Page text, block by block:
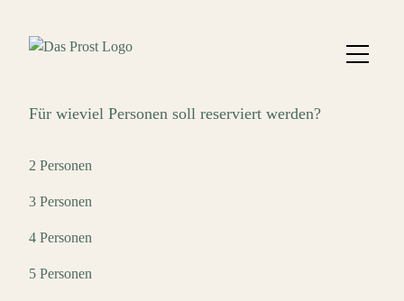
Für wieviel Personen soll reserviert werden?
2 Personen
3 Personen
4 Personen
5 Personen